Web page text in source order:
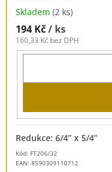
Skladem (2 ks)
194 Kč/ ks
160,33 Kč bez DPH
Kód: FT206/32
EAN: 8590309110712
Redukce: 6/4” x 5/4”